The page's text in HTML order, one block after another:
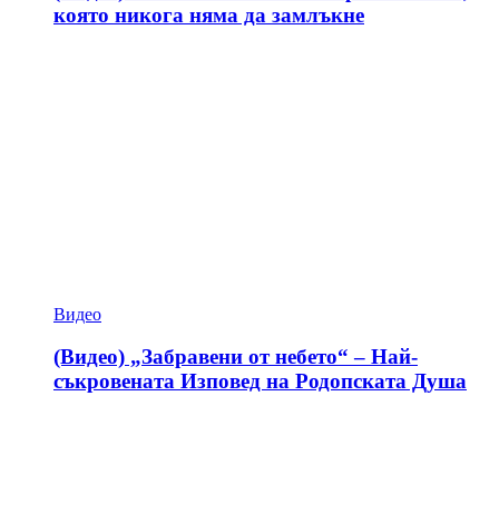
която никога няма да замлъкне
Видео
(Видео) „Забравени от небето“ – Най-
съкровената Изповед на Родопската Душа